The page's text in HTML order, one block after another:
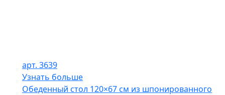
арт. 3639
Узнать больше
Обеденный стол 120×67 см из шпонированного